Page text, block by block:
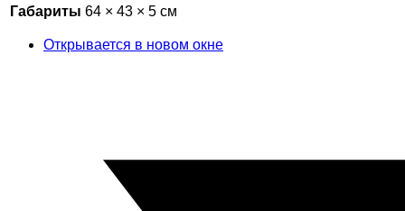
Габариты 64 × 43 × 5 см
Открывается в новом окне